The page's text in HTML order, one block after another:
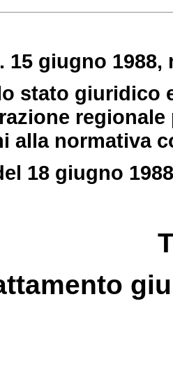
15 giugno 1988,
stato giuridico
regionale
alla normativa
18 giugno